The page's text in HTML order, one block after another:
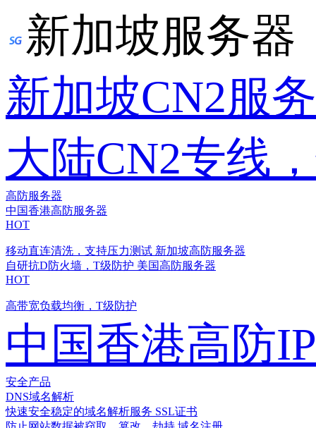
新加坡服务器
新加坡CN2服
大陆CN2专线
高防服务器
中国香港高防服务器
HOT
移动直连清洗，支持压力测试 新加坡高防服务器
自研抗D防火墙，T级防护 美国高防服务器
HOT
高带宽负载均衡，T级防护
中国香港高防IP
安全产品
DNS域名解析
快速安全稳定的域名解析服务 SSL证书